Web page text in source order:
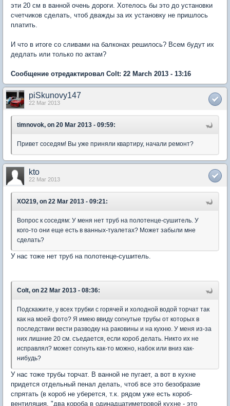
эти 20 см в ванной очень дороги. Хотелось бы это до установки
счетчиков сделать, чтоб дважды за их установку не пришлось
платить.
И что в итоге со сливами на балконах решилось? Всем будут их
дедлать или только по актам?
Сообщение отредактировал Colt: 22 March 2013 - 13:16
piSkunovy147
22 Mar 2013
timnovok, on 20 Mar 2013 - 09:59:
Привет соседям! Вы уже приняли квартиру, начали ремонт?
kto
22 Mar 2013
XO219, on 22 Mar 2013 - 09:21:
Вопрос к соседям: У меня нет труб на полотенце-сушитель. У
кого-то они еще есть в ванных-туалетах? Может забыли мне
сделать?
У нас тоже нет труб на полотенце-сушитель.
Colt, on 22 Mar 2013 - 08:36:
Подскажите, у всех трубки с горячей и холодной водой торчат так
как на моей фото? Я имею ввиду согнутые трубы от которых в
последствии вести разводку на раковины и на кухню. У меня из-за
них лишние 20 см. съедается, если короб делать. Никто их не
исправлял? может согнуть как-то можно, набок или вниз как-
нибудь?
У нас тоже трубы торчат. В ванной не пугает, а вот в кухне
придется отдельный пенал делать, чтоб все это безобразие
спрятать (в короб не уберется, т.к. рядом уже есть короб-
вентиляция, "два короба в одинадцатиметровой кухне - это